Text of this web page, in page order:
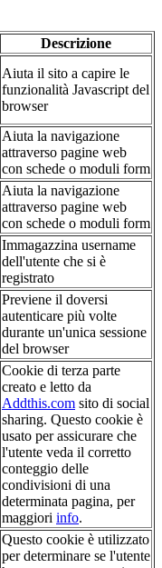
Descrizione
Aiuta il sito a capire le
funzionalità Javascript del
browser
Aiuta la navigazione
attraverso pagine web
con schede o moduli form
Aiuta la navigazione
attraverso pagine web
con schede o moduli form
Immagazzina username
dell'utente che si è
registrato
Previene il doversi
autenticare più volte
durante un'unica sessione
del browser
Cookie di terza parte
creato e letto da
Addthis.com sito di social
sharing. Questo cookie è
usato per assicurare che
l'utente veda il corretto
conteggio delle
condivisioni di una
determinata pagina, per
maggiori info.
Questo cookie è utilizzato
per determinare se l'utente